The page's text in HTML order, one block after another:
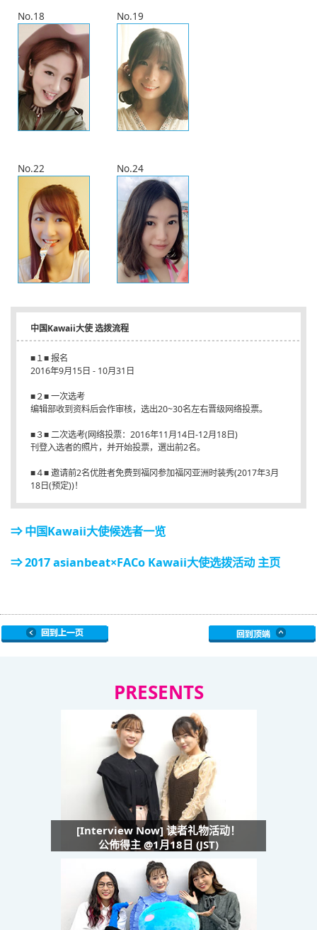
No.18 No.19
No.22 No.24
中国Kawaii大使 选拨流程
■１■ 报名
2016年9月15日 - 10月31日
■２■ 一次选考
编辑部收到资料后会作审核，选出20~30名左右晋级网络投票。
■３■ 二次选考(网络投票：2016年11月14日-12月18日)
刊登入选者的照片，并开始投票，選出前2名。
■４■ 邀请前2名优胜者免费到福冈参加福冈亚洲时装秀(2017年3月
18日(预定))！
⇒ 中国Kawaii大使候选者一览
⇒ 2017 asianbeat×FACo Kawaii大使选拨活动 主页
PRESENTS
[Interview Now] 读者礼物活动！
公佈得主 @1月18日 (JST)